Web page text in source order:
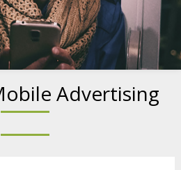
Advertising